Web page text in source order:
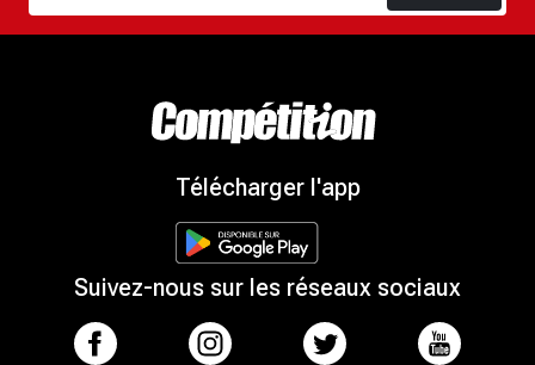
Télécharger l'app
Suivez-nous sur les réseaux sociaux